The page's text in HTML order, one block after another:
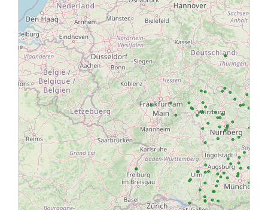
Bayreuth: Roter Main
Görschnitz: Ölgraben
Beiersdorf: Goldbergsee
Weißenbrunn: Froschgrundsee
Ampermoching: Amperweg
Eichdorf: Vilskanal
Ganacker: südliche Teiche
Gundelfing: Südöstliche Baggerseen
Ebersberg W: Egglburger See